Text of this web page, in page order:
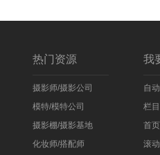
热门资源
摄影师/摄影公司
模特/模特公司
摄影棚/摄影基地
化妆师/搭配师
我
自
栏
首
滚